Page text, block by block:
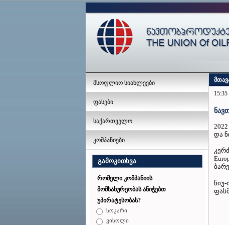
მსოფლიო სიახლეები
ფასები
საქართველო
კომპანიები
გამოკითხვა
რომელი კომპანიის
მომსახურეობას ანიჭებთ
უპირატესობას?
სოკარი
ვისოლი
და
ნიუ-